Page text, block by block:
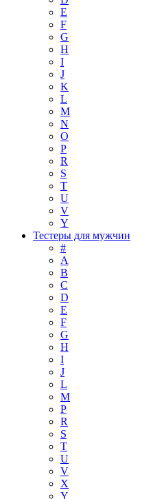
E
F
G
H
I
J
K
L
M
N
O
P
R
S
T
U
V
Y
Тестеры для мужчин
#
A
B
C
D
E
F
G
H
I
J
L
M
P
R
S
T
U
V
X
Y